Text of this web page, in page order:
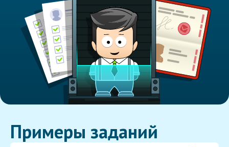
Примеры заданий